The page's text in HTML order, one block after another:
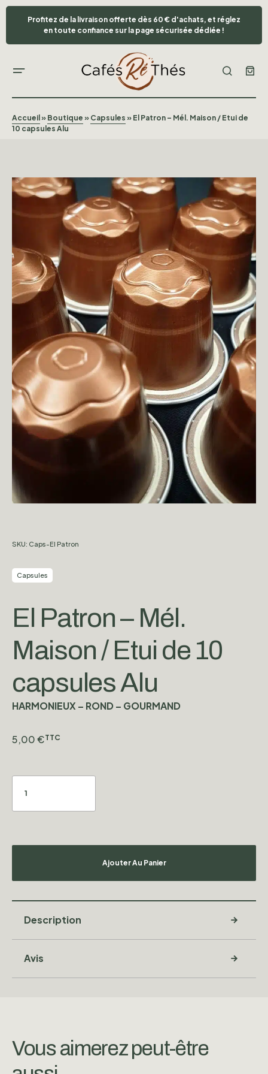
Profitez de la livraison offerte dès 60 € d'achats, et réglez
en toute confiance sur la page sécurisée dédiée !
Accueil » Boutique » Capsules » El Patron – Mél. Maison / Etui de
10 capsules Alu
SKU: Caps-El Patron
Capsules
El Patron – Mél.
Maison / Etui de 10
capsules Alu
HARMONIEUX – ROND – GOURMAND
5,00€TTC
Ajouter Au Panier
Description
Avis
Vous aimerez peut-être